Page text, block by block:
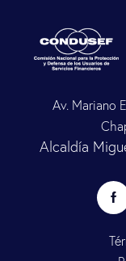
Av. Mariano
Alcaldía